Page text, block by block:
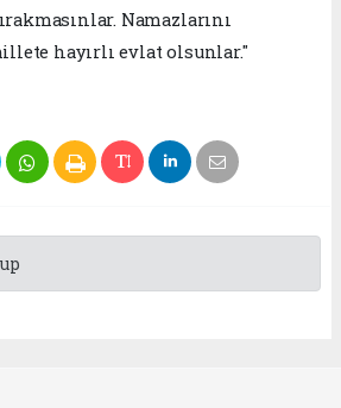
Namazlarını
hayırlı evlat olsunlar."